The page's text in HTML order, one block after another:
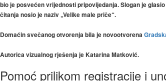
bio je posvećen vrijednosti pripovijedanja. Slogan je
čitanja nosio je naziv „Velike male priče“.
Domaćin svečanog otvorenja bila je novootvorena
Autorica vizualnog rješenja je Katarina Matković.
Pomoć prilikom registracije i